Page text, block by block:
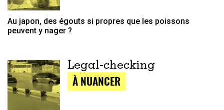
Au japon, des égouts si propres que les poissons
peuvent y nager ?
Legal-checking
À NUANCER